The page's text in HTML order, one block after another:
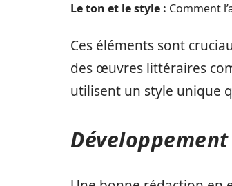
Le ton et le style : Comment
Ces éléments sont
des œuvres littéraires
utilisent un style unique